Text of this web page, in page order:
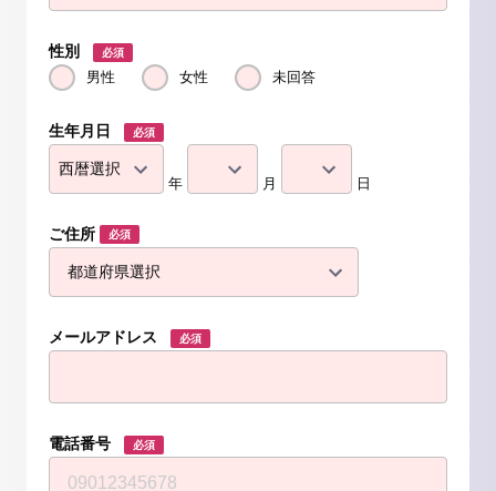
性別 必須
男性 女性 未回答
生年月日 必須
年 月 日
ご住所 必須
メールアドレス 必須
電話番号 必須